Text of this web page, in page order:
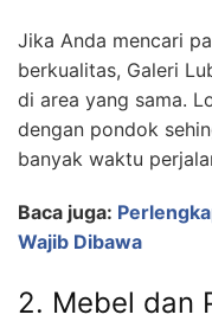
Jika Anda mencari
berkualitas, Galeri
di area yang sama.
dengan pondok
banyak waktu
Baca juga:
Wajib Dibawa
2. Mebel dan